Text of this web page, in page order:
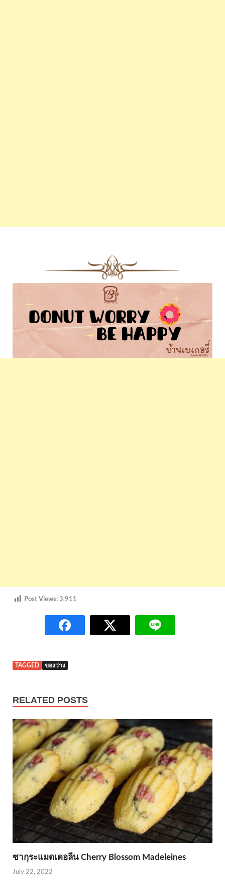
Post Views: 3,911
TAGGED ของว่าง
RELATED POSTS
ซากุระแมดเดอลีน Cherry Blossom Madeleines
July 22, 2022